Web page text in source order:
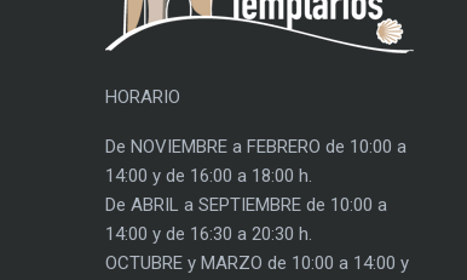
HORARIO
De NOVIEMBRE a FEBRERO de 10:00 a
14:00 y de 16:00 a 18:00 h.
De ABRIL a SEPTIEMBRE de 10:00 a
14:00 y de 16:30 a 20:30 h.
OCTUBRE y MARZO de 10:00 a 14:00 y